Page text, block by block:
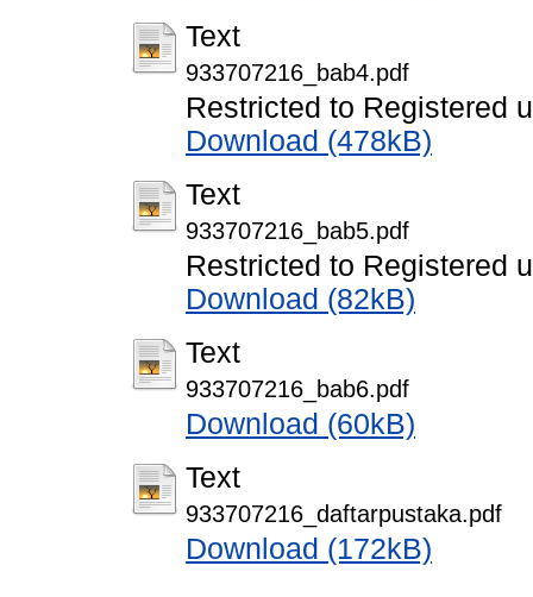
Text
933707216_bab4.pdf
Restricted to Registered
Download (478kB)
Text
933707216_bab5.pdf
Restricted to Registered
Download (82kB)
Text
933707216_bab6.pdf
Download (60kB)
Text
933707216_daftarpustaka.pdf
Download (172kB)